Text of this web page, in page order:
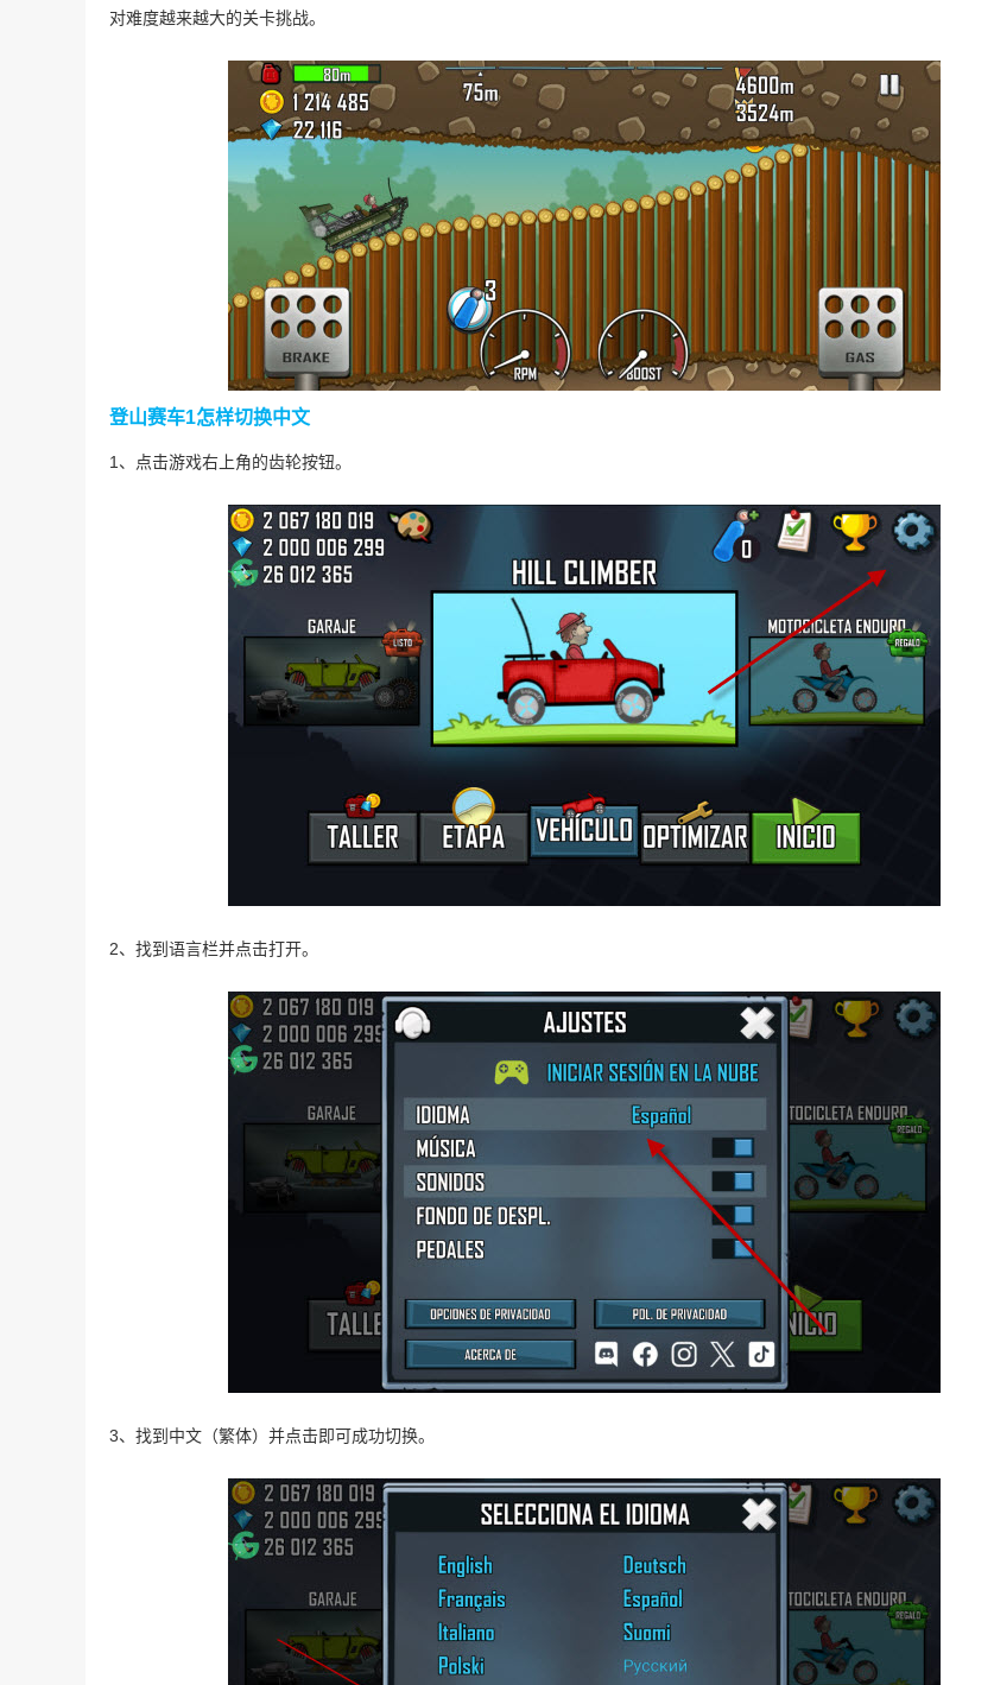
对难度越来越大的关卡挑战。
登山赛车1怎样切换中文
1、点击游戏右上角的齿轮按钮。
2、找到语言栏并点击打开。
3、找到中文（繁体）并点击即可成功切换。